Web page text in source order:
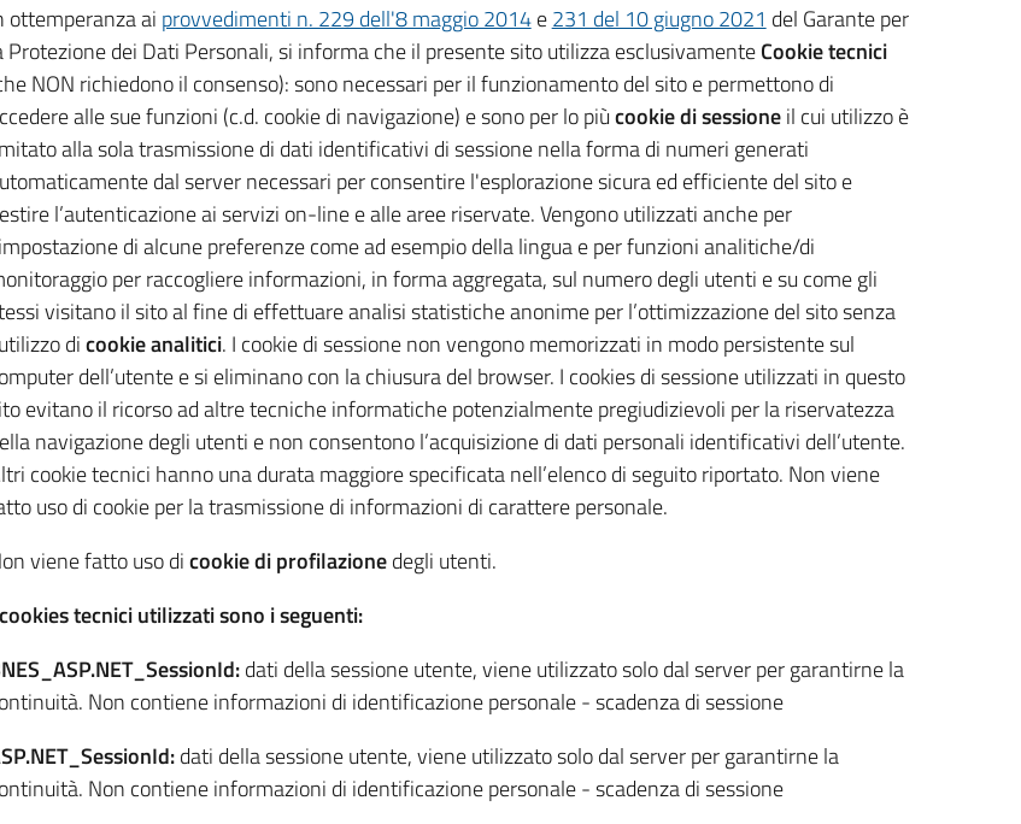
ottemperanza ai provvedimenti n. 229 dell'8 maggio 2014e231 del 10 giugno 2021 del Garante per
Protezione dei Dati Personali, si informa che il presente sito utilizza esclusivamenteCookie tecnici
NON richiedono il consenso): sono necessari per il funzionamento del sito e permettono di
alle sue funzioni (c.d. cookie di navigazione) e sono per lo piùcookie di sessioneil cui utilizzo è
alla sola trasmissione di dati identificativi di sessione nella forma di numeri generati
dal server necessari per consentire l'esplorazione sicura ed efficiente del sito e
l’autenticazione ai servizi on-line e alle aree riservate. Vengono utilizzati anche per
di alcune preferenze come ad esempio della lingua e per funzioni analitiche/di
per raccogliere informazioni, in forma aggregata, sul numero degli utenti e su come gli
visitano il sito al fine di effettuare analisi statistiche anonime per l’ottimizzazione del sito senza
dicookie analitici. I cookie di sessione non vengono memorizzati in modo persistente sul
dell’utente e si eliminano con la chiusura del browser. I cookies di sessione utilizzati in questo
evitano il ricorso ad altre tecniche informatiche potenzialmente pregiudizievoli per la riservatezza
navigazione degli utenti e non consentono l’acquisizione di dati personali identificativi dell’utente.
cookie tecnici hanno una durata maggiore specificata nell’elenco di seguito riportato. Non viene
uso di cookie per la trasmissione di informazioni di carattere personale.
viene fatto uso dicookie di profilazionedegli utenti.
tecnici utilizzati sono i seguenti:
dati della sessione utente, viene utilizzato solo dal server per garantirne la
Non contiene informazioni di identificazione personale - scadenza di sessione
dati della sessione utente, viene utilizzato solo dal server per garantirne la
Non contiene informazioni di identificazione personale - scadenza di sessione